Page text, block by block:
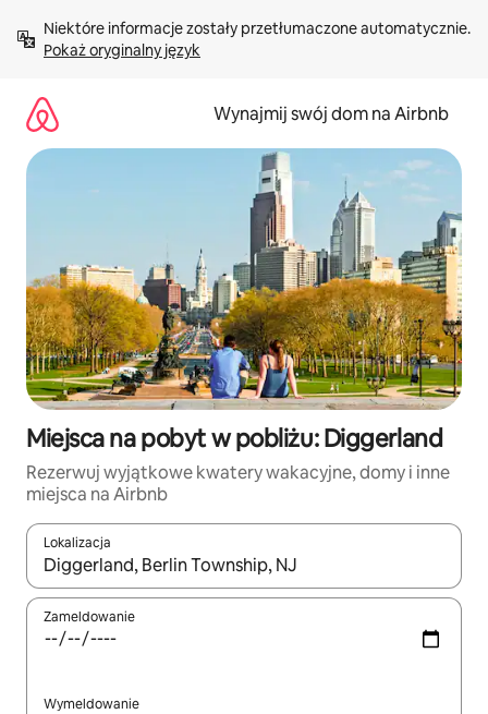
treści Pokaż oryginalny język
Wynajmij swój dom na Airbnb
Miejsca na pobyt w pobliżu: Diggerland
Rezerwuj wyjątkowe kwatery wakacyjne, domy i inne
miejsca na Airbnb
Lokalizacja
Gdy wyniki będą dostępne, możesz poruszać się po nich za
Zameldowanie
Wymeldowanie